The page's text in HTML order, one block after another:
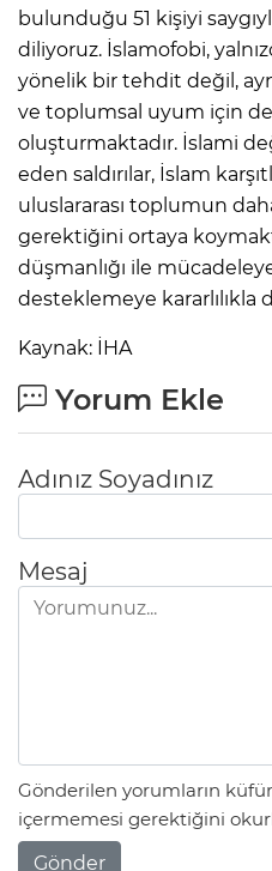
bulunduğu 51 kişiyi
diliyoruz. İslamofobi,
yönelik bir tehdit değil,
ve toplumsal uyum için
oluşturmaktadır. İslami
eden saldırılar, İslam
uluslararası toplumun
gerektiğini ortaya
düşmanlığı ile
desteklemeye kararlılıkla
Kaynak: İHA
Yorum Ekle
Adınız Soyadınız
Mesaj
Gönderilen yorumların
içermemesi gerektiğini
Gönder